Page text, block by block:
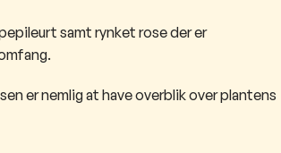
samt rynket rose der er
er nemlig at have overblik over plantens